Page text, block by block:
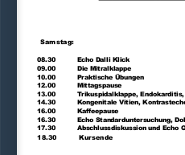
Samstag:
08.30
Echo Dalli Klick
09.00
Die Mitralklappe
10.00
Praktische Übungen
12.00
Mittagspause
13.00
Trikuspidalklappe, Endokarditis,
14.30
Kongenitale Vitien,
16.00
Kaffeepause
16.30
Echo Standarduntersuchung,
17.30
Abschlussdiskussion und Echo
18.30
Kursende